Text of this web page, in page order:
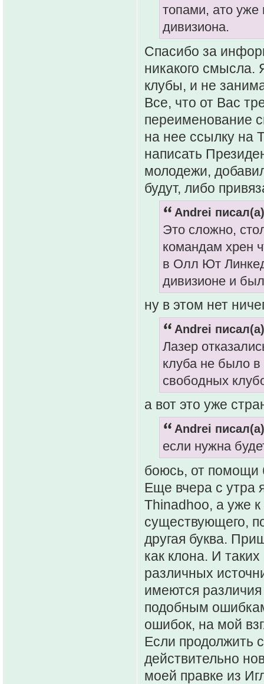
топами, ато уже
дивизиона.
Спасибо за
никакого
клубы, и не
Все, что от Вас
переименование
на нее ссылку на
написать
молодежи,
будут, либо
Andrei
Это сложно,
командам хрен
в Олл Ют
дивизионе и
ну в этом нет
Andrei
Лазер
клуба не было в
свободных
а вот это уже
Andrei
если нужна
боюсь, от помощи
Еще вчера с утра
Thinadhoo, а уже
существующего,
другая буква.
как клона. И
различных
имеются
подобным
ошибок, на мой
Если продолжить
действительно
моей правке из